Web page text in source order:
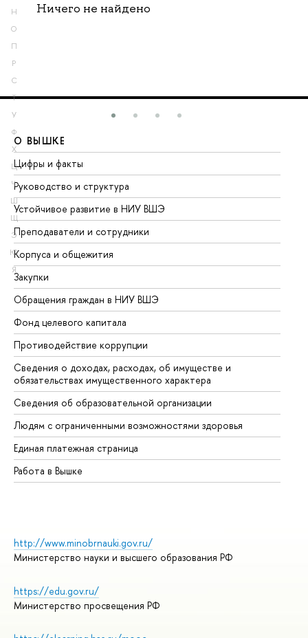
Н
О
П
Р
С
Т
У
Ф
Х
Ц
Ч
Ш
Щ
Э
Ю
Я
Ничего не найдено
О ВЫШКЕ
Цифры и факты
Руководство и структура
Устойчивое развитие в НИУ ВШЭ
Преподаватели и сотрудники
Корпуса и общежития
Закупки
Обращения граждан в НИУ ВШЭ
Фонд целевого капитала
Противодействие коррупции
Сведения о доходах, расходах, об имуществе и
обязательствах имущественного характера
Сведения об образовательной организации
Людям с ограниченными возможностями здоровья
Единая платежная страница
Работа в Вышке
http://www.minobrnauki.gov.ru/
Министерство науки и высшего образования РФ
https://edu.gov.ru/
Министерство просвещения РФ